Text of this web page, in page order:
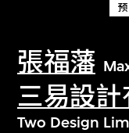
張福藩
三易設計
Two Design
探索世界顶
文化藏品。